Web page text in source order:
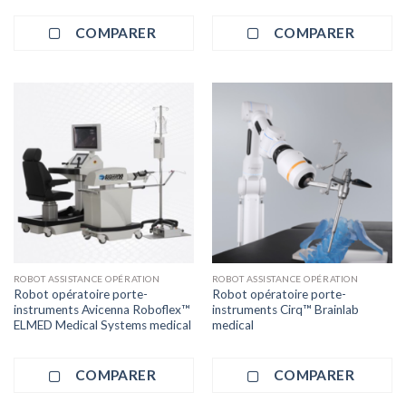
COMPARER COMPARER
ROBOT ASSISTANCE OPÉRATION
Robot opératoire porte-
instruments Avicenna Roboflex™
ELMED Medical Systems medical
COMPARER
ROBOT ASSISTANCE OPÉRATION
Robot opératoire porte-
instruments Cirq™ Brainlab
medical
COMPARER